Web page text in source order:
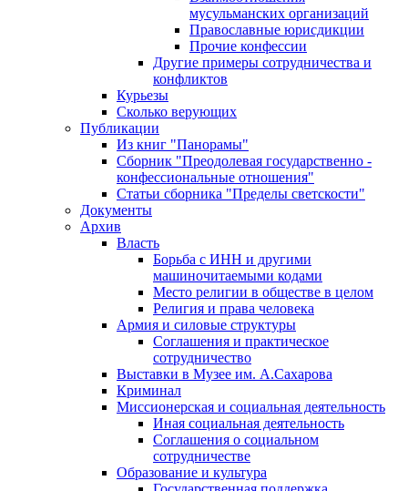
мусульманских организаций
Православные юрисдикции
Прочие конфессии
Другие примеры сотрудничества и
конфликтов
Курьезы
Сколько верующих
Публикации
Из книг "Панорамы"
Сборник "Преодолевая государственно -
конфессиональные отношения"
Статьи сборника "Пределы светскости"
Документы
Архив
Власть
Борьба с ИНН и другими
машиночитаемыми кодами
Место религии в обществе в целом
Религия и права человека
Армия и силовые структуры
Соглашения и практическое
сотрудничество
Выставки в Музее им. А.Сахарова
Криминал
Миссионерская и социальная деятельность
Иная социальная деятельность
Соглашения о социальном
сотрудничестве
Образование и культура